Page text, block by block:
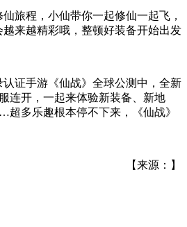
仙旅程，小仙带你一起修仙一起飞，
来越精彩哦，整顿好装备开始出发
证手游《仙战》全球公测中，全新
连开，一起来体验新装备、新地
多乐趣根本停不下来，《仙战》
【来源：】